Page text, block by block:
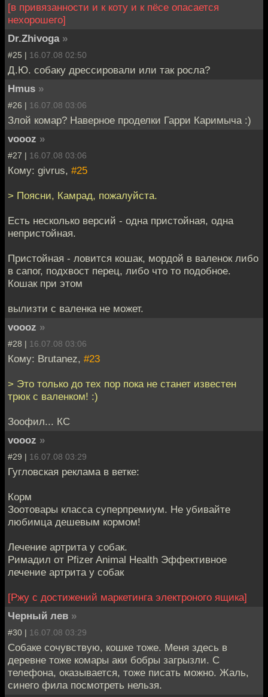
[в привязанности и к коту и к пёсе опасается
нехорошего]
Dr.Zhivoga »
#25 | 16.07.08 02:50
Д.Ю. собаку дрессировали или так росла?
Hmus »
#26 | 16.07.08 03:06
Злой комар? Наверное проделки Гарри Каримыча :)
voooz »
#27 | 16.07.08 03:06
Кому: givrus, #25
> Поясни, Камрад, пожалуйста.
Есть несколько версий - одна пристойная, одна
непристойная.
Пристойная - ловится кошак, мордой в валенок либо
в сапог, подхвост перец, либо что то подобное.
Кошак при этом
вылизти с валенка не может.
voooz »
#28 | 16.07.08 03:06
Кому: Brutanez, #23
> Это только до тех пор пока не станет известен
трюк с валенком! :)
Зоофил... КС
voooz »
#29 | 16.07.08 03:29
Гугловская реклама в ветке:
Корм
Зоотовары класса суперпремиум. Не убивайте
любимца дешевым кормом!
Лечение артрита у собак.
Римадил от Pfizer Animal Health Эффективное
лечение артрита у собак
[Ржу с достижений маркетинга электроного ящика]
Черный лев »
#30 | 16.07.08 03:29
Собаке сочувствую, кошке тоже. Меня здесь в
деревне тоже комары аки бобры загрызли. С
телефона, оказывается, тоже писать можно. Жаль,
синего фила посмотреть нельзя.